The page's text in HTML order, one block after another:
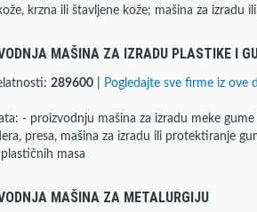
krzna ili štavljene kože; mašina za
MAŠINA ZA IZRADU PLASTIKE I
289600 Pogledajte sve firme iz ove
- proizvodnju mašina za izradu meke
presa, mašina za izradu ili protektiranje
masa
MAŠINA ZA METALURGIJU